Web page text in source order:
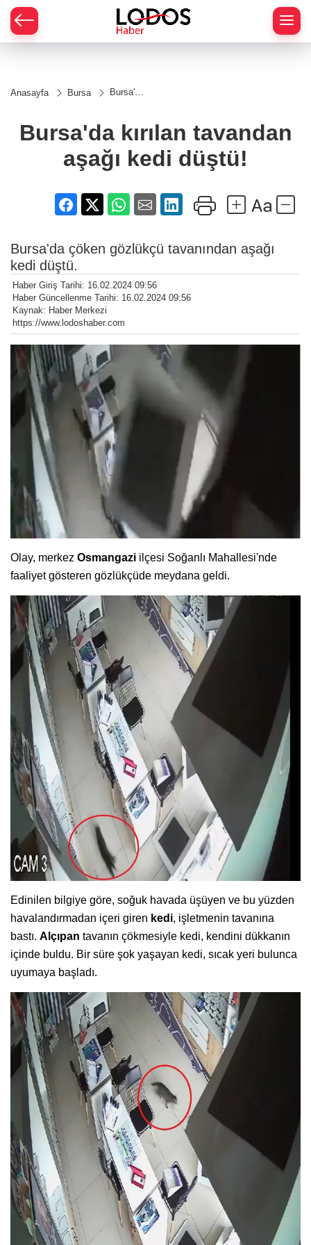
Anasayfa Bursa
Bursa'da
aşağı
kedi
Bursa'da kırılan tavandan
aşağı kedi düştü!
Bursa'da çöken gözlükçü tavanından aşağı
kedi düştü.
Haber Giriş Tarihi: 16.02.2024 09:56
Haber Güncellenme Tarihi: 16.02.2024 09:56
Kaynak: Haber Merkezi
https://www.lodoshaber.com
Olay, merkez Osmangazi ilçesi Soğanlı Mahallesi'nde
faaliyet gösteren gözlükçüde meydana geldi.
Edinilen bilgiye göre, soğuk havada üşüyen ve bu yüzden
havalandırmadan içeri giren kedi, işletmenin tavanına
bastı. Alçıpan tavanın çökmesiyle kedi, kendini dükkanın
içinde buldu. Bir süre şok yaşayan kedi, sıcak yeri bulunca
uyumaya başladı.